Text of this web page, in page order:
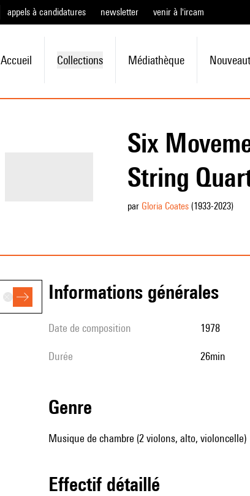
appels à candidatures newsletter venir à l'ircam
Accueil Collections Médiathèque
Six
String
par Gloria Coates(1933-2023)
informations générales
date de composition 1978
durée 26min
genre
Musique de chambre (2 violons, alto, violoncelle)
effectif détaillé